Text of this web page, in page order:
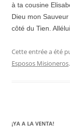
à ta cousine
Dieu mon
côté du Tien.
Cette entrée a été
Esposos Misioneros.
¡YA A LA VENTA!